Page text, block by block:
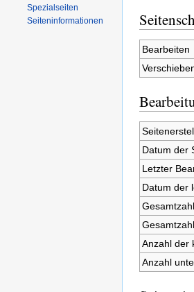
Bearbeiten
Datum der
Letzter
Datum der
Anzahl der
Anzahl
Spezialseiten
Seiteninformationen